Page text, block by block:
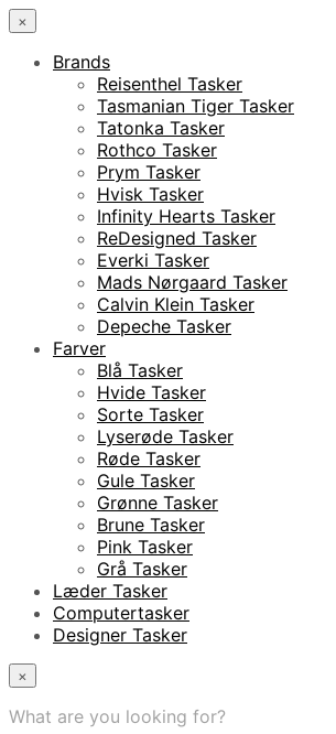
×
Brands
Reisenthel Tasker
Tasmanian Tiger Tasker
Tatonka Tasker
Rothco Tasker
Prym Tasker
Hvisk Tasker
Infinity Hearts Tasker
ReDesigned Tasker
Everki Tasker
Mads Nørgaard Tasker
Calvin Klein Tasker
Depeche Tasker
Farver
Blå Tasker
Hvide Tasker
Sorte Tasker
Lyserøde Tasker
Røde Tasker
Gule Tasker
Grønne Tasker
Brune Tasker
Pink Tasker
Grå Tasker
Læder Tasker
Computertasker
Designer Tasker
×
What are you looking for?